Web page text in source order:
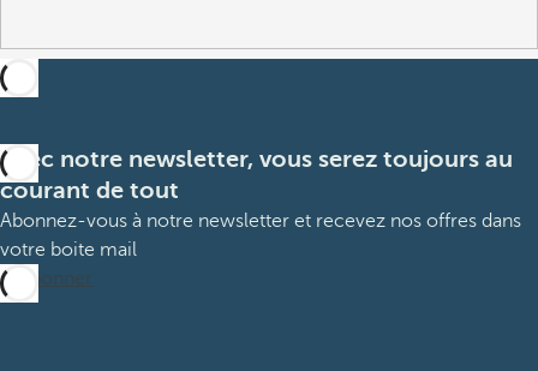
Avec notre newsletter, vous serez toujours au
courant de tout
Abonnez-vous à notre newsletter et recevez nos offres dans
votre boite mail
M’abonner